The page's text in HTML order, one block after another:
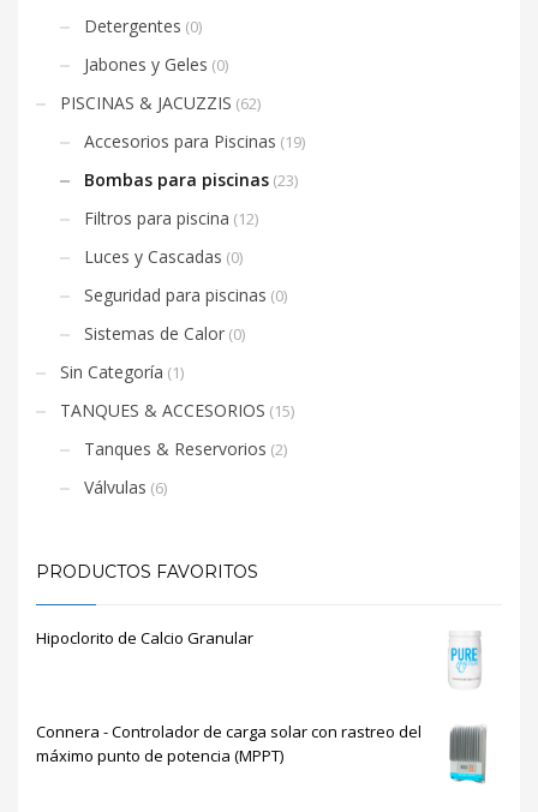
Detergentes (0)
Jabones y Geles (0)
PISCINAS & JACUZZIS (62)
Accesorios para Piscinas (19)
Bombas para piscinas (23)
Filtros para piscina (12)
Luces y Cascadas (0)
Seguridad para piscinas (0)
Sistemas de Calor (0)
Sin Categoría (1)
TANQUES & ACCESORIOS (15)
Tanques & Reservorios (2)
Válvulas (6)
PRODUCTOS FAVORITOS
Hipoclorito de Calcio Granular
Connera - Controlador de carga solar con rastreo del
máximo punto de potencia (MPPT)